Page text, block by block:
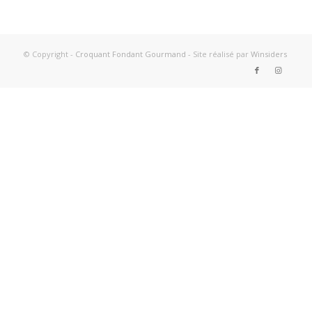
© Copyright - Croquant Fondant Gourmand - Site réalisé par Winsiders